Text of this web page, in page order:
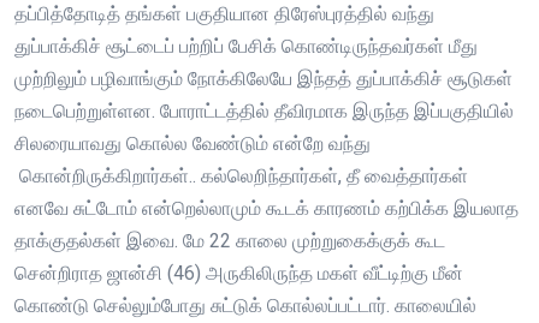
தப்பித்தோடித் தங்கள் பகுதியான திரேஸ்புரத்தில் வந்து
துப்பாக்கிச் சூட்டைப் பற்றிப் பேசிக் கொண்டிருந்தவர்கள் மீது
முற்றிலும் பழிவாங்கும் நோக்கிலேயே இந்தத் துப்பாக்கிச் சூடுகள்
நடைபெற்றுள்ளன. போராட்டத்தில் தீவிரமாக இருந்த இப்பகுதியில்
சிலரையாவது கொல்ல வேண்டும் என்றே வந்து
கொன்றிருக்கிறார்கள்.. கல்லெறிந்தார்கள், தீ வைத்தார்கள்
எனவே சுட்டோம் என்றெல்லாமும் கூடக் காரணம் கற்பிக்க இயலாத
தாக்குதல்கள் இவை. மே 22 காலை முற்றுகைக்குக் கூட
சென்றிராத ஜான்சி (46) அருகிலிருந்த மகள் வீட்டிற்கு மீன்
கொண்டு செல்லும்போது சுட்டுக் கொல்லப்பட்டார். காலையில்